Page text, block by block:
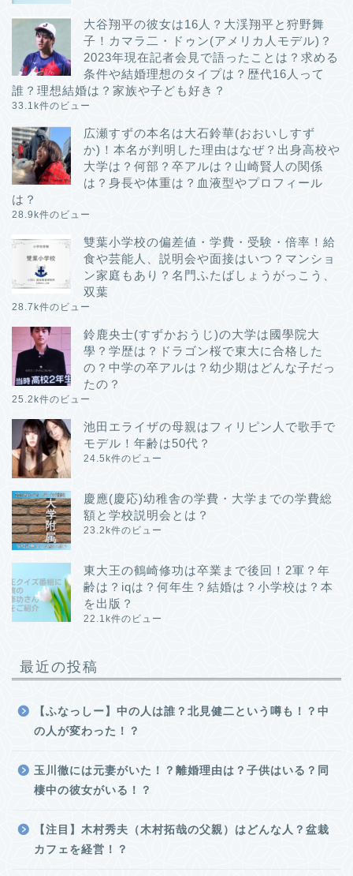
大谷翔平の彼女は16人？大渓翔平と狩野舞
子！カマラ二・ドゥン(アメリカ人モデル)？
2023年現在記者会見で語ったことは？求める
条件や結婚理想のタイプは？歴代16人って
誰？理想結婚は？家族や子ども好き？
33.1k件のビュー
広瀬すずの本名は大石鈴華(おおいしすず
か)！本名が判明した理由はなぜ？出身高校や
大学は？何部？卒アルは？山崎賢人の関係
は？身長や体重は？血液型やプロフィール
は？
28.9k件のビュー
雙葉小学校の偏差値・学費・受験・倍率！給
食や芸能人、説明会や面接はいつ？マンショ
ン家庭もあり？名門ふたばしょうがっこう、
双葉
28.7k件のビュー
鈴鹿央士(すずかおうじ)の大学は國學院大
學？学歴は？ドラゴン桜で東大に合格した
の？中学の卒アルは？幼少期はどんな子だっ
たの？
25.2k件のビュー
池田エライザの母親はフィリピン人で歌手で
モデル！年齢は50代？
24.5k件のビュー
慶應(慶応)幼稚舎の学費・大学までの学費総
額と学校説明会とは？
23.2k件のビュー
東大王の鶴崎修功は卒業まで後回！2軍？年
齢は？iqは？何年生？結婚は？小学校は？本
を出版？
22.1k件のビュー
最近の投稿
【ふなっしー】中の人は誰？北見健二という噂も！？中
の人が変わった！？
玉川徹には元妻がいた！？離婚理由は？子供はいる？同
棲中の彼女がいる！？
【注目】木村秀夫（木村拓哉の父親）はどんな人？盆栽
カフェを経営！？